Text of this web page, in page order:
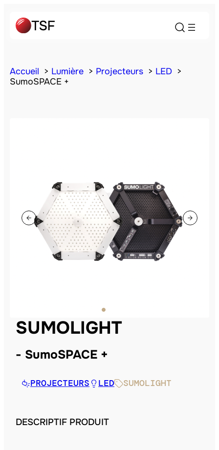
Accueil Lumière Projecteurs
LED
SumoSPACE +
SUMOLIGHT
SumoSPACE +
PROJECTEURS LED SUMOLIGHT
DESCRIPTIF PRODUIT